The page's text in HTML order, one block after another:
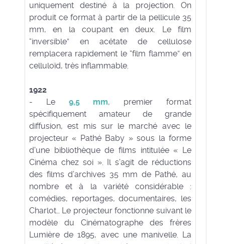
uniquement destiné à la projection. On
produit ce format à partir de la pellicule 35
mm, en la coupant en deux. Le film
“inversible” en acétate de cellulose
remplacera rapidement le “film flamme” en
celluloïd, très inflammable.
1922
- Le 9,5 mm, premier format
spécifiquement amateur de grande
diffusion, est mis sur le marché avec le
projecteur « Pathé Baby » sous la forme
d'une bibliothèque de films intitulée « Le
Cinéma chez soi ». Il s’agit de réductions
des films d’archives 35 mm de Pathé, au
nombre et à la variété considérable :
comédies, reportages, documentaires, les
Charlot… Le projecteur fonctionne suivant le
modèle du Cinématographe des frères
Lumière de 1895, avec une manivelle. La